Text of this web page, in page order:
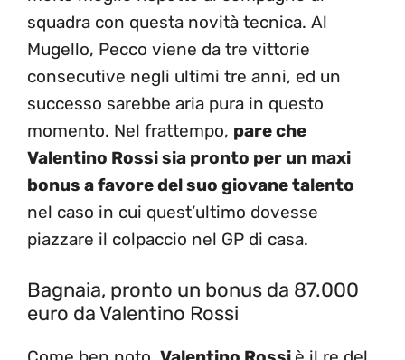
squadra con questa novità tecnica. Al
Mugello, Pecco viene da tre vittorie
consecutive negli ultimi tre anni, ed un
successo sarebbe aria pura in questo
momento. Nel frattempo, pare che
Valentino Rossi sia pronto per un maxi
bonus a favore del suo giovane talento
nel caso in cui quest’ultimo dovesse
piazzare il colpaccio nel GP di casa.
Bagnaia, pronto un bonus da 87.000
euro da Valentino Rossi